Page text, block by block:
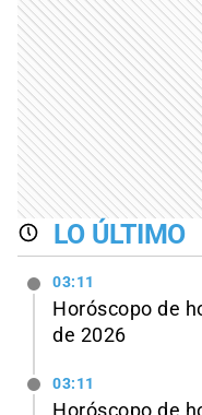
LO ÚLTIMO
03:11
Horóscopo de
de 2026
03:11